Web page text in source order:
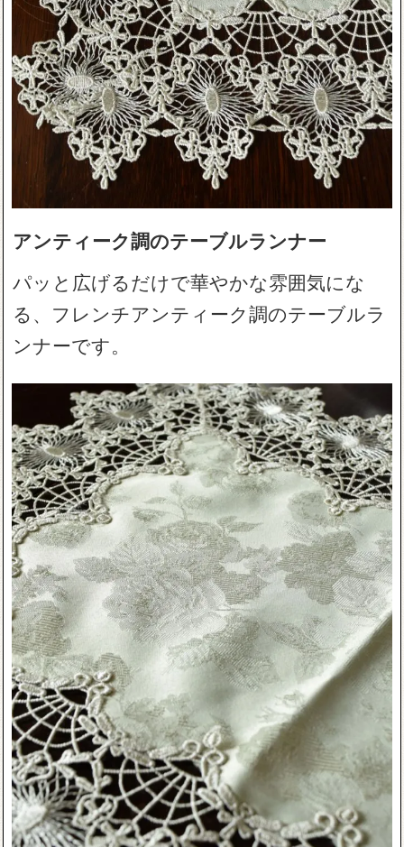
アンティーク調のテーブルランナー
パッと広げるだけで華やかな雰囲気にな
る、フレンチアンティーク調のテーブルラ
ンナーです。